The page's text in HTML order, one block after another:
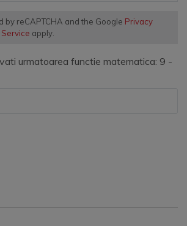
by reCAPTCHA and the Google Privacy
Service apply.
urmatoarea functie matematica: 9 -